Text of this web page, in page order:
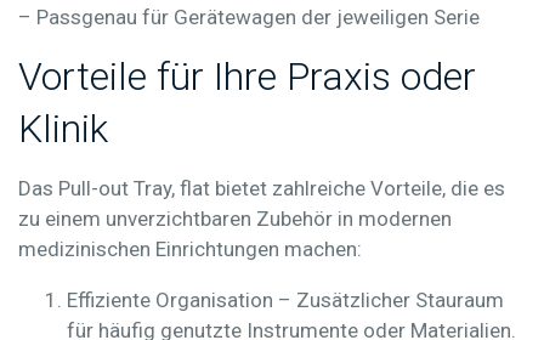
– Passgenau für Gerätewagen der jeweiligen Serie
Vorteile für Ihre Praxis oder
Klinik
Das Pull-out Tray, flat bietet zahlreiche Vorteile, die es
zu einem unverzichtbaren Zubehör in modernen
medizinischen Einrichtungen machen:
Effiziente Organisation – Zusätzlicher Stauraum
für häufig genutzte Instrumente oder Materialien.